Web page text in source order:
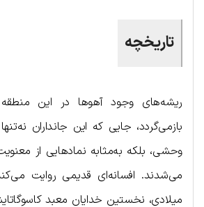
تاریخچه
ریشه‌های وجود آهوها در این
بازمی‌گردد، جایی که این جانداران
وحشی، بلکه به‌مثابه نمادهایی از
میلادی، نخستین خدایان معبد